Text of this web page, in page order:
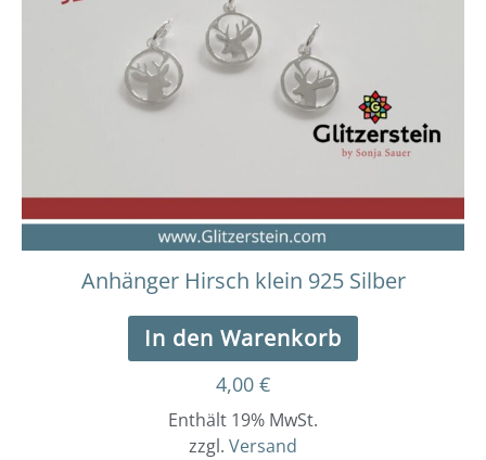
Anhänger Hirsch klein 925 Silber
In den Warenkorb
4,00 €
Enthält 19% MwSt.
zzgl. Versand